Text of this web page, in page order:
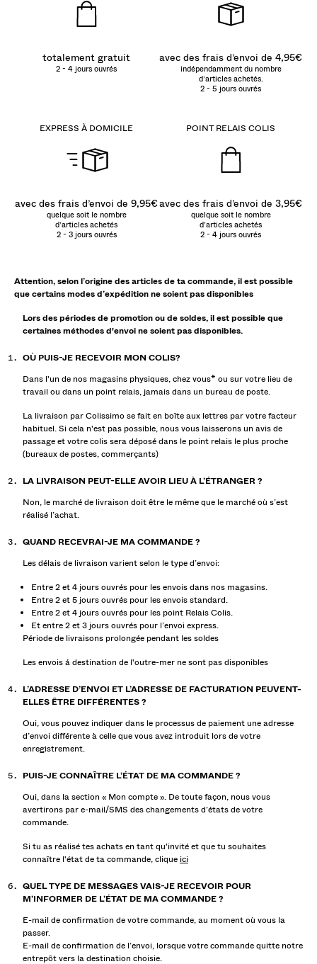
totalement gratuit
2 - 4 jours ouvrés
avec des frais d’envoi de 4,95€
indépendamment du nombre
d’articles achetés.
2 - 5 jours ouvrés
EXPRESS À DOMICILE
avec des frais d’envoi de 9,95€
quelque soit le nombre
d’articles achetés
2 - 3 jours ouvrés
POINT RELAIS COLIS
avec des frais d’envoi de 3,95€
quelque soit le nombre
d’articles achetés
2 - 4 jours ouvrés
Attention, selon l’origine des articles de ta commande, il est possible
que certains modes d’expédition ne soient pas disponibles
Lors des périodes de promotion ou de soldes, il est possible que
certaines méthodes d'envoi ne soient pas disponibles.
OÙ PUIS-JE RECEVOIR MON COLIS?
Dans l'un de nos magasins physiques, chez vous* ou sur votre lieu de
travail ou dans un point relais, jamais dans un bureau de poste.
La livraison par Colissimo se fait en boîte aux lettres par votre facteur
habituel. Si cela n'est pas possible, nous vous laisserons un avis de
passage et votre colis sera déposé dans le point relais le plus proche
(bureaux de postes, commerçants)
LA LIVRAISON PEUT-ELLE AVOIR LIEU À L’ÉTRANGER ?
Non, le marché de livraison doit être le même que le marché où s’est
réalisé l’achat.
QUAND RECEVRAI-JE MA COMMANDE ?
Les délais de livraison varient selon le type d’envoi:
Entre 2 et 4 jours ouvrés pour les envois dans nos magasins.
Entre 2 et 5 jours ouvrés pour les envois standard.
Entre 2 et 4 jours ouvrés pour les point Relais Colis.
Et entre 2 et 3 jours ouvrés pour l’envoi express.
Période de livraisons prolongée pendant les soldes
Les envois á destination de l'outre-mer ne sont pas disponibles
L’ADRESSE D’ENVOI ET L’ADRESSE DE FACTURATION PEUVENT-
ELLES ÊTRE DIFFÉRENTES ?
Oui, vous pouvez indiquer dans le processus de paiement une adresse
d’envoi différente à celle que vous avez introduit lors de votre
enregistrement.
PUIS-JE CONNAÎTRE L’ÉTAT DE MA COMMANDE ?
Oui, dans la section « Mon compte ». De toute façon, nous vous
avertirons par e-mail/SMS des changements d’états de votre
commande.
Si tu as réalisé tes achats en tant qu'invité et que tu souhaites
connaître l'état de ta commande, clique ici
QUEL TYPE DE MESSAGES VAIS-JE RECEVOIR POUR
M’INFORMER DE L’ÉTAT DE MA COMMANDE ?
E-mail de confirmation de votre commande, au moment où vous la
passer.
E-mail de confirmation de l’envoi, lorsque votre commande quitte notre
entrepôt vers la destination choisie.